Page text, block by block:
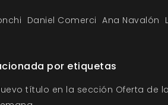
Daniel Comerci Ana Navalón
por etiquetas
título en la sección Oferta de la